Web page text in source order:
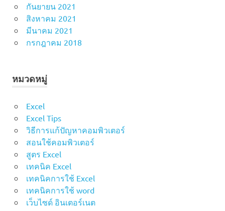
กันยายน 2021
สิงหาคม 2021
มีนาคม 2021
กรกฎาคม 2018
หมวดหมู่
Excel
Excel Tips
วิธีการแก้ปัญหาคอมพิวเตอร์
สอนใช้คอมพิวเตอร์
สูตร Excel
เทคนิค Excel
เทคนิคการใช้ Excel
เทคนิคการใช้ word
เว็บไซด์ อินเตอร์เนต